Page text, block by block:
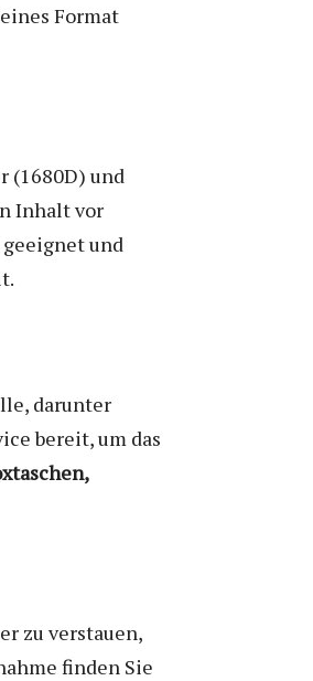
Format
(1680D) und
Inhalt vor
und
darunter
bereit, um das
zu verstauen,
finden Sie